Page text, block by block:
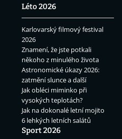
Léto 2026
Karlovarský filmový festival
2026
Znamení, že jste potkali
někoho z minulého života
Astronomické úkazy 2026:
zatmění slunce a další
Jak obléci miminko při
vysokých teplotách?
Jak na dokonalé letní mojito
6 lehkých letních salátů
Sport 2026